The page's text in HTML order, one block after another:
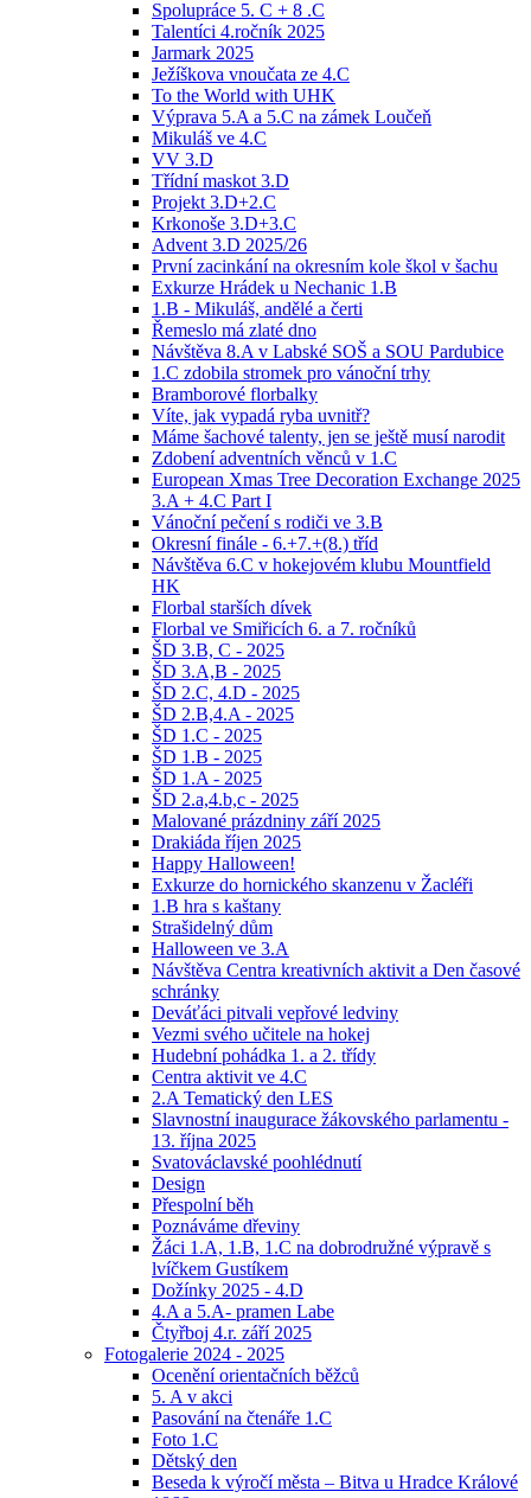
Spolupráce 5. C + 8 .C
Talentíci 4.ročník 2025
Jarmark 2025
Ježíškova vnoučata ze 4.C
To the World with UHK
Výprava 5.A a 5.C na zámek Loučeň
Mikuláš ve 4.C
VV 3.D
Třídní maskot 3.D
Projekt 3.D+2.C
Krkonoše 3.D+3.C
Advent 3.D 2025/26
První zacinkání na okresním kole škol v šachu
Exkurze Hrádek u Nechanic 1.B
1.B - Mikuláš, andělé a čerti
Řemeslo má zlaté dno
Návštěva 8.A v Labské SOŠ a SOU Pardubice
1.C zdobila stromek pro vánoční trhy
Bramborové florbalky
Víte, jak vypadá ryba uvnitř?
Máme šachové talenty, jen se ještě musí narodit
Zdobení adventních věnců v 1.C
European Xmas Tree Decoration Exchange 2025
3.A + 4.C Part I
Vánoční pečení s rodiči ve 3.B
Okresní finále - 6.+7.+(8.) tříd
Návštěva 6.C v hokejovém klubu Mountfield
HK
Florbal starších dívek
Florbal ve Smiřicích 6. a 7. ročníků
ŠD 3.B, C - 2025
ŠD 3.A,B - 2025
ŠD 2.C, 4.D - 2025
ŠD 2.B,4.A - 2025
ŠD 1.C - 2025
ŠD 1.B - 2025
ŠD 1.A - 2025
ŠD 2.a,4.b,c - 2025
Malované prázdniny září 2025
Drakiáda říjen 2025
Happy Halloween!
Exkurze do hornického skanzenu v Žacléři
1.B hra s kaštany
Strašidelný dům
Halloween ve 3.A
Návštěva Centra kreativních aktivit a Den časové
schránky
Deváťáci pitvali vepřové ledviny
Vezmi svého učitele na hokej
Hudební pohádka 1. a 2. třídy
Centra aktivit ve 4.C
2.A Tematický den LES
Slavnostní inaugurace žákovského parlamentu -
13. října 2025
Svatováclavské poohlédnutí
Design
Přespolní běh
Poznáváme dřeviny
Žáci 1.A, 1.B, 1.C na dobrodružné výpravě s
lvíčkem Gustíkem
Dožínky 2025 - 4.D
4.A a 5.A- pramen Labe
Čtyřboj 4.r. září 2025
Fotogalerie 2024 - 2025
Ocenění orientačních běžců
5. A v akci
Pasování na čtenáře 1.C
Foto 1.C
Dětský den
Beseda k výročí města – Bitva u Hradce Králové